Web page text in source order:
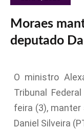
Moraes
deputado
O ministro
Tribunal
feira (3),
Daniel Silveira